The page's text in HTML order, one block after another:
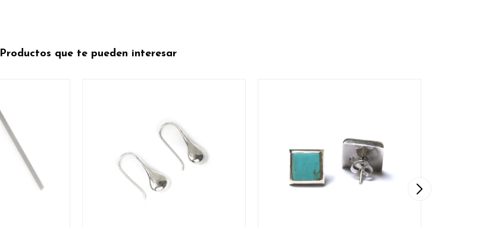
Productos que te pueden interesar